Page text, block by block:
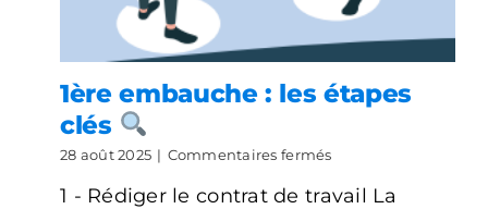
1ère embauche ​: les étapes
clés
28 août 2025 | Commentaires ferméssur
embauche
1 - Rédiger le contrat de travail La